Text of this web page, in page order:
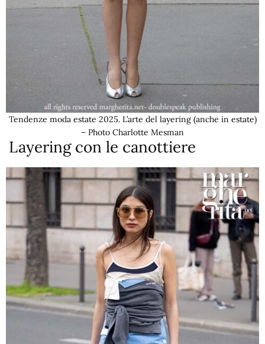
Tendenze moda estate 2025. L’arte del layering (anche in estate)
– Photo Charlotte Mesman
Layering con le canottiere